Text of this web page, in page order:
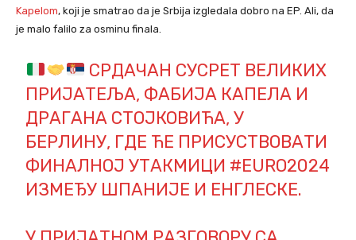
Kapelom, koji je smatrao da je Srbija izgledala dobro na EP. Ali, da
je malo falilo za osminu finala.
СРДАЧАН СУСРЕТ ВЕЛИКИХ
ПРИЈАТЕЉА, ФАБИЈА КАПЕЛА И
ДРАГАНА СТОЈКОВИЋА, У
БЕРЛИНУ, ГДЕ ЋЕ ПРИСУСТВОВАТИ
ФИНАЛНОЈ УТАКМИЦИ #EURO2024
ИЗМЕЂУ ШПАНИЈЕ И ЕНГЛЕСКЕ.